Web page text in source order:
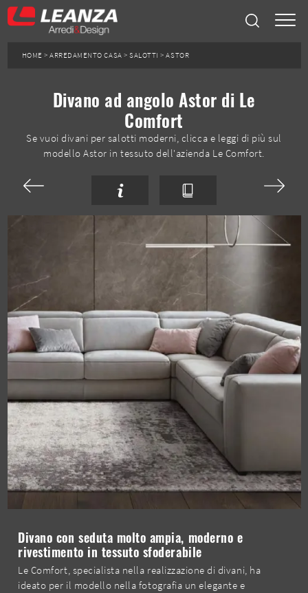
HOME >ARREDAMENTO CASA >SALOTTI >ASTOR
Divano ad angolo Astor di Le
Comfort
Se vuoi divani per salotti moderni, clicca e leggi di più sul
modello Astor in tessuto dell'azienda Le Comfort.
Divano con seduta molto ampia, moderno e
rivestimento in tessuto sfoderabile
Le Comfort, specialista nella realizzazione di divani, ha
ideato per il modello nella fotografia un elegante e